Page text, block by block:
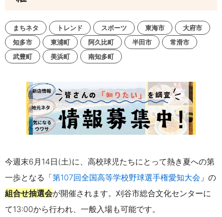
まちネタ トレンド スポーツ 東海市
大府市
知多市
東浦町 阿久比町 半田市
常滑市
武豊町
美浜町 南知多町
今週末6月14日(土)に、高校球児たちにとって熱き夏への第
一歩となる 「第107回全国高等学校野球選手権愛知大会 」 の
組合せ抽選会が開催されます。 刈谷市総合文化センターに
て13:00から行われ、一般入場も可能です。